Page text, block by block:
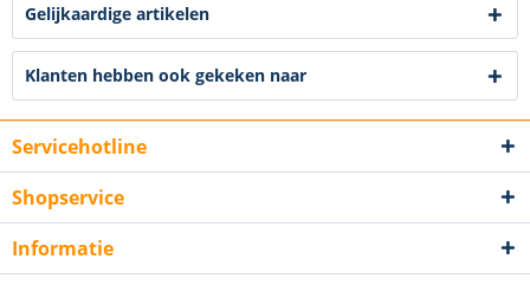
Gelijkaardige artikelen
Klanten hebben ook gekeken naar
Servicehotline
Shopservice
Informatie